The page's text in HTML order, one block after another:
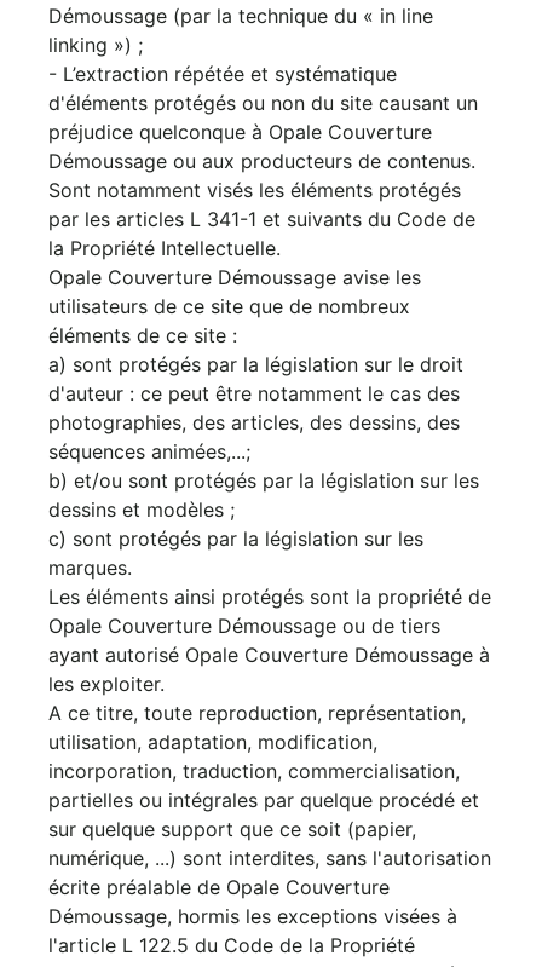
Démoussage (par la technique du « in line
linking ») ;
- L’extraction répétée et systématique
d'éléments protégés ou non du site causant un
préjudice quelconque à Opale Couverture
Démoussage ou aux producteurs de contenus.
Sont notamment visés les éléments protégés
par les articles L 341-1 et suivants du Code de
la Propriété Intellectuelle.
Opale Couverture Démoussage avise les
utilisateurs de ce site que de nombreux
éléments de ce site :
a) sont protégés par la législation sur le droit
d'auteur : ce peut être notamment le cas des
photographies, des articles, des dessins, des
séquences animées,...;
b) et/ou sont protégés par la législation sur les
dessins et modèles ;
c) sont protégés par la législation sur les
marques.
Les éléments ainsi protégés sont la propriété de
Opale Couverture Démoussage ou de tiers
ayant autorisé Opale Couverture Démoussage à
les exploiter.
A ce titre, toute reproduction, représentation,
utilisation, adaptation, modification,
incorporation, traduction, commercialisation,
partielles ou intégrales par quelque procédé et
sur quelque support que ce soit (papier,
numérique, ...) sont interdites, sans l'autorisation
écrite préalable de Opale Couverture
Démoussage, hormis les exceptions visées à
l'article L 122.5 du Code de la Propriété